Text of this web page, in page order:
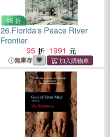
95 折
26.Florida's Peace River
Frontier
95
1991
無庫存